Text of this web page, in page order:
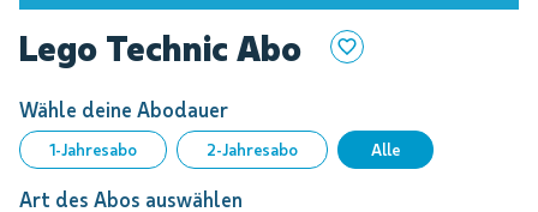
Zum
Anfang
Bildgalerie
springen
Lego Technic Abo
Wähle deine Abodauer
1-Jahresabo 2-Jahresabo Alle
Art des Abos auswählen